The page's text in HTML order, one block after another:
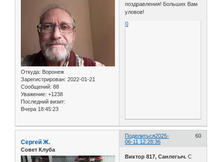
Откуда: Воронеж
Зарегистрирован: 2022-01-21
Сообщений: 88
Уважение: +1238
Последний визит:
Вчера 18:45:23
поздравления! Больших Вам
уловов!
0
Поделиться 60
2025-
06-11 12:28:36
Сергей Ж.
Совет Клуба
Виктор 817, Санлегыч. С